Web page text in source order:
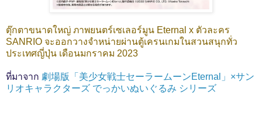
ตุ๊กตาขนาดใหญ่ ภาพยนตร์เซเลอร์มูน Eternal x ตัวละคร
SANRIO จะออกวางจำหน่ายผ่านตู้เครนเกมในสวนสนุกทั่ว
ประเทศญี่ปุ่น เดือนมกราคม 2023
ที่มาจาก 劇場版「美少女戦士セーラームーンEternal」×サン
リオキャラクターズ でっかいぬいぐるみ シリーズ